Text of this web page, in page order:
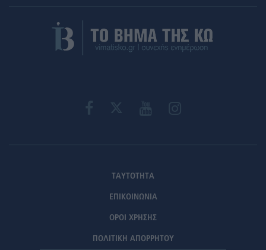
ΤΑΥΤΟΤΗΤΑ
ΕΠΙΚΟΙΝΩΝΙΑ
ΟΡΟΙ ΧΡΗΣΗΣ
ΠΟΛΙΤΙΚΗ ΑΠΟΡΡΗΤΟΥ